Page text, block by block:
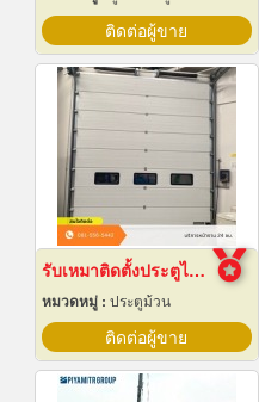
ติดต่อผู้ขาย
รับเหมาติดตั้งประตูไฮสปีดดอร์
หมวดหมู่ : ประตูม้วน
ติดต่อผู้ขาย